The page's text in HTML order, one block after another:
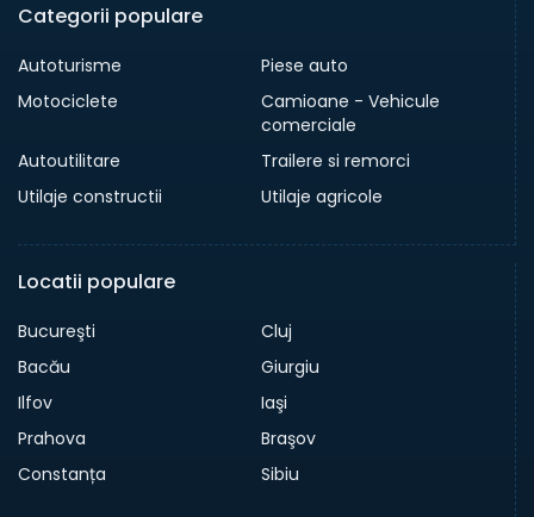
Categorii populare
Autoturisme
Piese auto
Motociclete
Camioane - Vehicule
comerciale
Autoutilitare
Trailere si remorci
Utilaje constructii
Utilaje agricole
Locatii populare
Bucureşti
Cluj
Bacău
Giurgiu
Ilfov
Iaşi
Prahova
Braşov
Constanța
Sibiu